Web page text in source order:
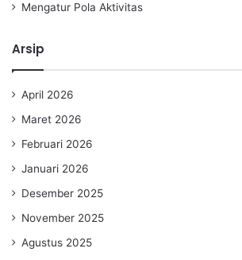
Mengatur Pola Aktivitas
Arsip
April 2026
Maret 2026
Februari 2026
Januari 2026
Desember 2025
November 2025
Agustus 2025